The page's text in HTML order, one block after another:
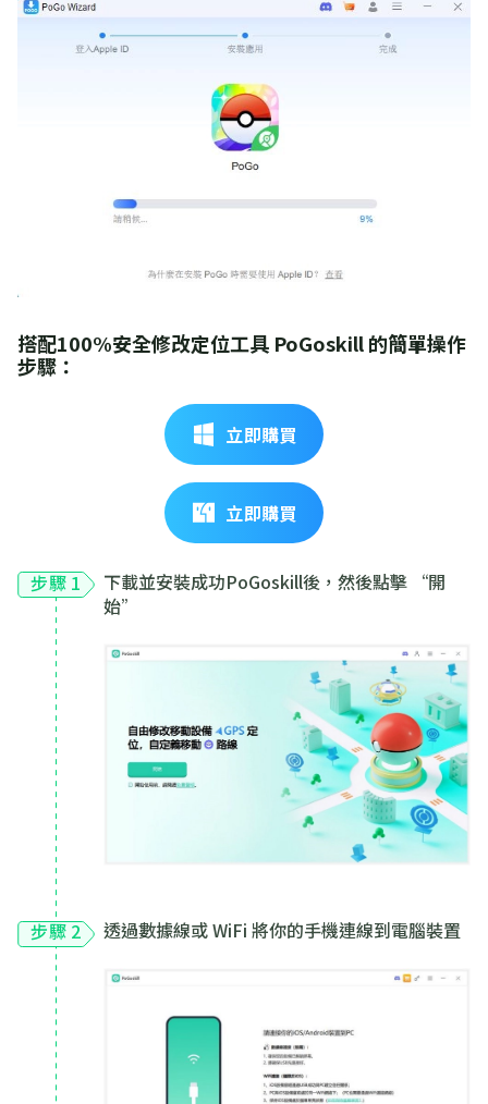
搭配100%安全修改定位工具 PoGoskill 的簡單操作
步驟：
立即購買
立即購買
步驟 1
下載並安裝成功PoGoskill後，然後點擊 “開
始”
步驟 2 透過數據線或 WiFi 將你的手機連線到電腦裝置